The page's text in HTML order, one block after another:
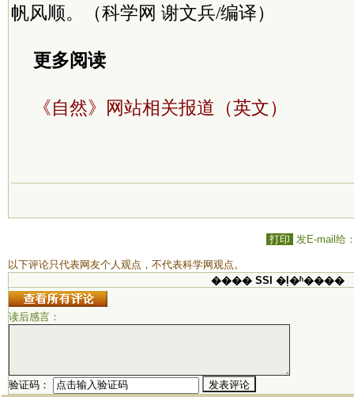
帆风顺。（科学网 谢文兵/编译）
更多阅读
《自然》网站相关报道（英文）
打印 发E-mail给
以下评论只代表网友个人观点，不代表科学网观点。
���� SSI �ļ�ʱ����
读后感言：
验证码：